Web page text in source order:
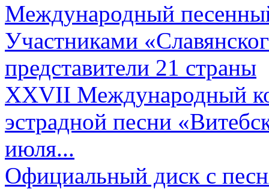
Международный
Участниками
представители 21 страны
XXVII Международный
эстрадной песни
июля...
Официальный диск с